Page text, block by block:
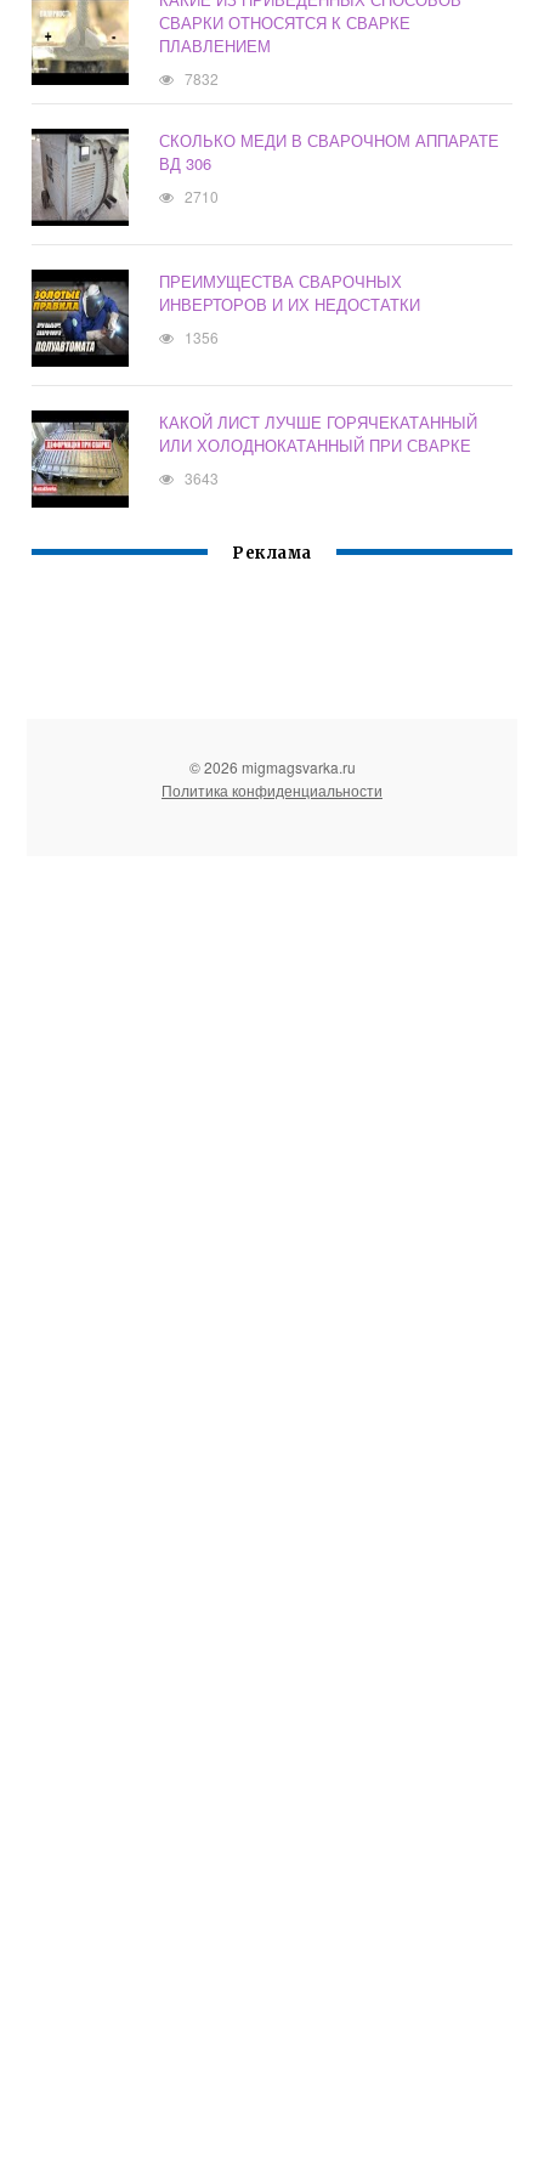
СВАРКИ ОТНОСЯТСЯ К СВАРКЕ
ПЛАВЛЕНИЕМ
7832
СКОЛЬКО МЕДИ В СВАРОЧНОМ АППАРАТЕ
ВД 306
2710
ПРЕИМУЩЕСТВА СВАРОЧНЫХ
ИНВЕРТОРОВ И ИХ НЕДОСТАТКИ
1356
КАКОЙ ЛИСТ ЛУЧШЕ ГОРЯЧЕКАТАННЫЙ
ИЛИ ХОЛОДНОКАТАННЫЙ ПРИ СВАРКЕ
3643
Реклама
© 2026 migmagsvarka.ru
Политика конфиденциальности